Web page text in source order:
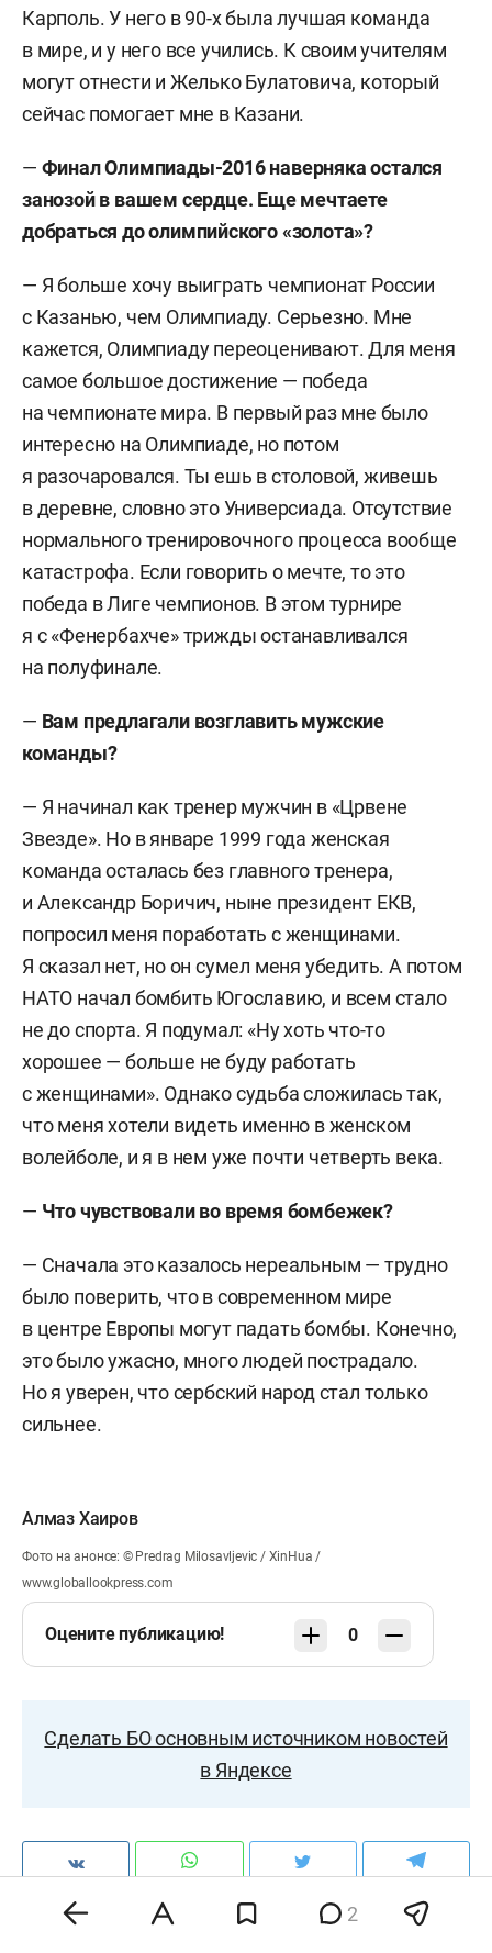
Карполь. У него в 90-х была лучшая команда
в мире, и у него все учились. К своим учителям
могут отнести и Желько Булатовича, который
сейчас помогает мне в Казани.
— Финал Олимпиады-2016 наверняка остался
занозой в вашем сердце. Еще мечтаете
добраться до олимпийского «золота»?
— Я больше хочу выиграть чемпионат России
с Казанью, чем Олимпиаду. Серьезно. Мне
кажется, Олимпиаду переоценивают. Для меня
самое большое достижение — победа
на чемпионате мира. В первый раз мне было
интересно на Олимпиаде, но потом
я разочаровался. Ты ешь в столовой, живешь
в деревне, словно это Универсиада. Отсутствие
нормального тренировочного процесса вообще
катастрофа. Если говорить о мечте, то это
победа в Лиге чемпионов. В этом турнире
я с «Фенербахче» трижды останавливался
на полуфинале.
— Вам предлагали возглавить мужские
команды?
— Я начинал как тренер мужчин в «Црвене
Звезде». Но в январе 1999 года женская
команда осталась без главного тренера,
и Александр Боричич, ныне президент ЕКВ,
попросил меня поработать с женщинами.
Я сказал нет, но он сумел меня убедить. А потом
НАТО начал бомбить Югославию, и всем стало
не до спорта. Я подумал: «Ну хоть что-то
хорошее — больше не буду работать
с женщинами». Однако судьба сложилась так,
что меня хотели видеть именно в женском
волейболе, и я в нем уже почти четверть века.
— Что чувствовали во время бомбежек?
— Сначала это казалось нереальным — трудно
было поверить, что в современном мире
в центре Европы могут падать бомбы. Конечно,
это было ужасно, много людей пострадало.
Но я уверен, что сербский народ стал только
сильнее.
Алмаз Хаиров
Фото на анонсе: © Predrag Milosavljevic / XinHua /
www.globallookpress.com
Оцените публикацию! 0
Сделать БО основным источником новостей
в Яндексе
2